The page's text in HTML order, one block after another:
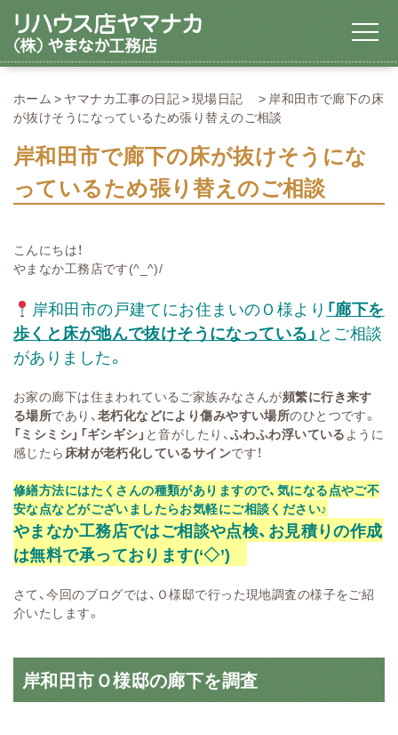
ホーム ヤマナカ工事の日記 現場日記
岸和田市で廊下の床
が抜けそうになっているため張り替えのご相談
岸和田市で廊下の床が抜けそうにな
っているため張り替えのご相談
こんにちは！
やまなか工務店です(^_^)/
岸和田市の戸建てにお住まいのＯ様より 「廊下を
歩くと床が弛んで抜けそうになっている」 とご相談
がありました。
お家の廊下は住まわれているご家族みなさんが頻繁に行き来す
る場所であり、老朽化などにより傷みやすい場所のひとつです。
「ミシミシ」「ギシギシ」 と音がしたり、ふわふわ浮いているように
感じたら 床材が老朽化しているサインです！
修繕方法にはたくさんの種類がありますので、気になる点やご不
安な点などがございましたらお気軽にご相談ください♪
やまなか工務店ではご相談や点検、お見積りの作成
は無料で承っております(‘◇’)ゞ
さて、今回のブログでは、Ｏ様邸で行った現地調査の様子をご紹
介いたします。
岸和田市Ｏ様邸の廊下を調査